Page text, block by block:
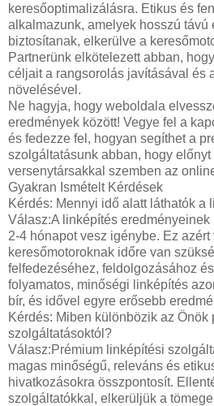
keresőoptimalizálásra. Etikus és
alkalmazunk, amelyek hosszú távú
biztosítanak, elkerülve a
Partnerünk elkötelezett abban,
céljait a rangsorolás javításával és
növelésével.
Ne hagyja, hogy weboldala
eredmények között! Vegye fel a
és fedezze fel, hogyan segíthet a
szolgáltatásunk abban, hogy előnyt
versenytársakkal szemben az
Gyakran Ismételt Kérdések
Kérdés: Mennyi idő alatt láthatók a
Válasz:A linképítés
2-4 hónapot vesz igénybe. Ez azért
keresőmotoroknak időre van
felfedezéséhez, feldolgozásához
folyamatos, minőségi linképítés
bír, és idővel egyre erősebb
Kérdés: Miben különbözik az
szolgáltatásoktól?
Válasz:Prémium linképítési
magas minőségű, releváns és
hivatkozásokra összpontosít.
szolgáltatókkal, elkerüljük a